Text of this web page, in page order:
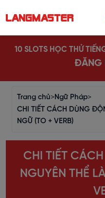
10 SLOTS HỌC THỬ
ĐĂNG
Trang chủ>Ngữ Pháp>
CHI TIẾT CÁCH DÙNG
NGỮ (TO + VERB)
CHI TIẾT
NGUYÊN THỂ